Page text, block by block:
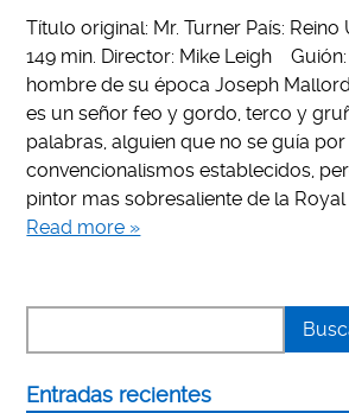
Título original: Mr. Turner País: Reino
149 min. Director: Mike Leigh
hombre de su época Joseph
es un señor feo y gordo, terco y
palabras, alguien que no se guía
convencionalismos establecidos,
pintor mas sobresaliente de la Royal
Read more »
Entradas recientes